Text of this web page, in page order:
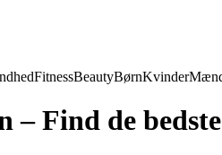
FitnessBeautyBørnKvinder
– Find de